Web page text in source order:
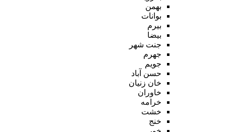
بهمن
بوانات
بیرم
بیضا
جنت شهر
جهرم
جویم
حسن آباد
خان زنیان
خاوران
خرامه
خشت
خنج